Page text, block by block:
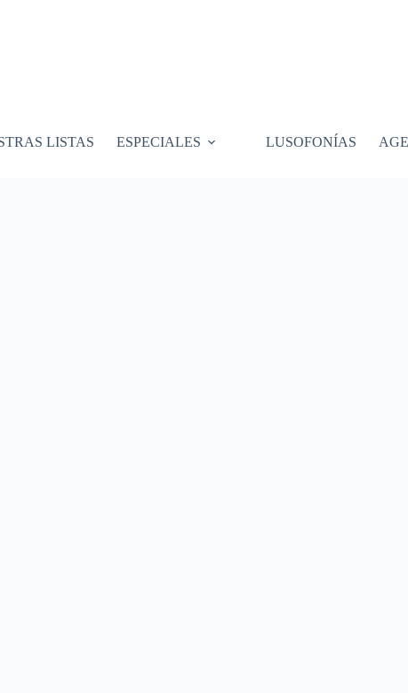
LISTAS ESPECIALES LUSOFONÍAS